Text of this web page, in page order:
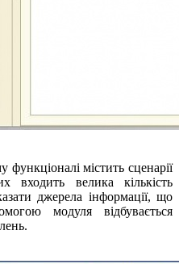
містить сценарії
входить велика кількість
джерела інформації, що
модуля відбувається